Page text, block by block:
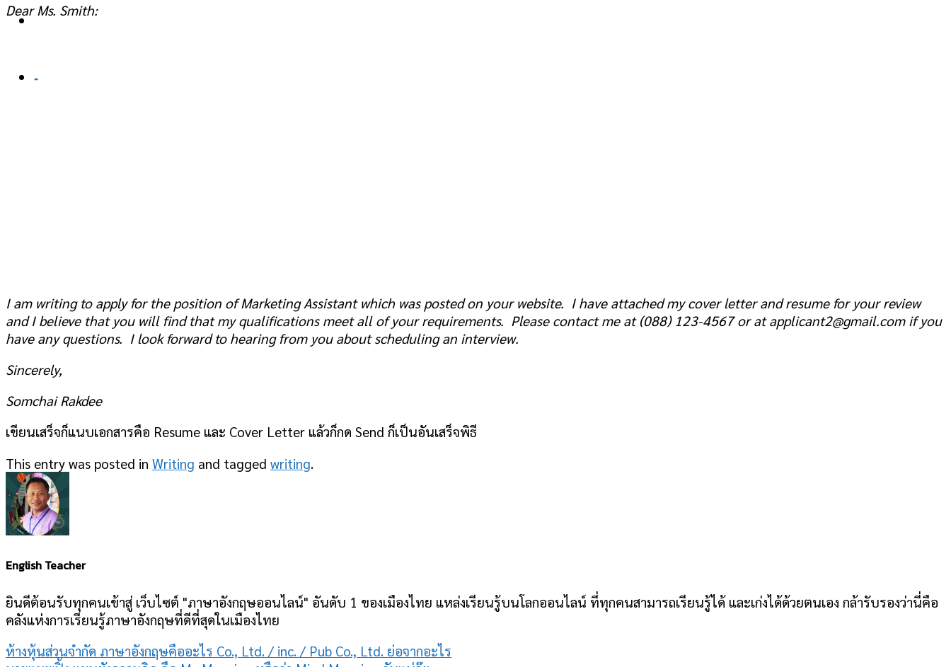
-
Dear Ms. Smith:
I am writing to apply for the position of Marketing Assistant which was posted on your website. I have attached my cover letter and resume for your review
and I believe that you will find that my qualifications meet all of your requirements. Please contact me at (088) 123-4567 or at applicant2@gmail.com if you
have any questions. I look forward to hearing from you about scheduling an interview.
Sincerely,
Somchai Rakdee
เขียนเสร็จก็แนบเอกสารคือ Resume และ Cover Letter แล้วก็กด Send ก็เป็นอันเสร็จพิธี
This entry was posted in Writing and tagged writing.
English Teacher
ยินดีต้อนรับทุกคนเข้าสู่ เว็บไซต์ "ภาษาอังกฤษออนไลน์" อันดับ 1 ของเมืองไทย แหล่งเรียนรู้บนโลกออนไลน์ ที่ทุกคนสามารถเรียนรู้ได้ และเก่งได้ด้วยตนเอง กล้ารับรองว่านี่คือ
คลังแห่งการเรียนรู้ภาษาอังกฤษที่ดีที่สุดในเมืองไทย
ห้างหุ้นส่วนจํากัด ภาษาอังกฤษคืออะไร Co., Ltd. / inc. / Pub Co., Ltd. ย่อจากอะไร